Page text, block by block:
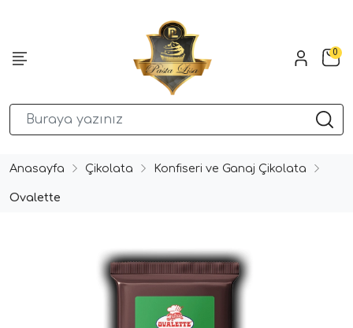
0
Anasayfa Çikolata Konfiseri ve Ganaj Çikolata
Ovalette